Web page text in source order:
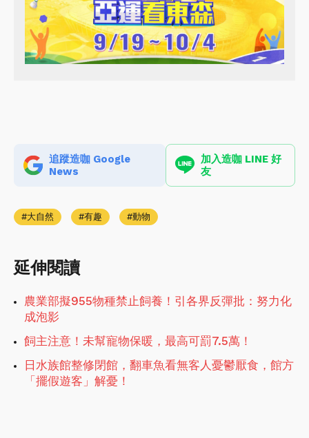
追蹤造咖 Google
News
加入造咖 LINE 好
友
大自然 有趣 動物
延伸閱讀
農業部擬955物種禁止飼養！引各界反彈批：努力化
成泡影
飼主注意！未幫寵物保暖，最高可罰7.5萬！
日水族館整修閉館，翻車魚看無客人憂鬱厭食，館方
「擺假遊客」解憂！